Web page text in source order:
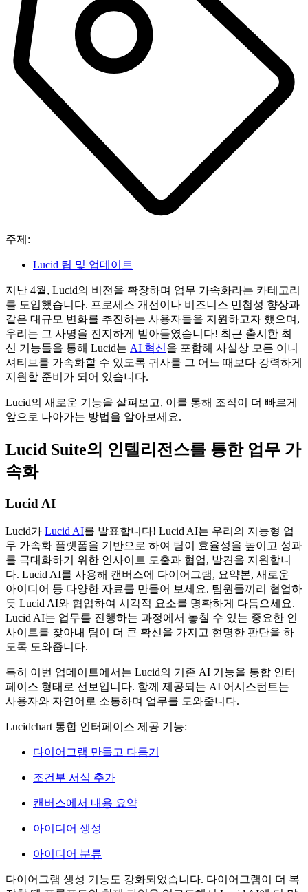
주제:
Lucid 팁 및 업데이트
지난 4월, Lucid의 비전을 확장하며 업무 가속화라는 카테고리
를 도입했습니다. 프로세스 개선이나 비즈니스 민첩성 향상과
같은 대규모 변화를 추진하는 사용자들을 지원하고자 했으며,
우리는 그 사명을 진지하게 받아들였습니다! 최근 출시한 최
신 기능들을 통해 Lucid는 AI 혁신을 포함해 사실상 모든 이니
셔티브를 가속화할 수 있도록 귀사를 그 어느 때보다 강력하게
지원할 준비가 되어 있습니다.
Lucid의 새로운 기능을 살펴보고, 이를 통해 조직이 더 빠르게
앞으로 나아가는 방법을 알아보세요.
Lucid Suite의 인텔리전스를 통한 업무 가
속화
Lucid AI
Lucid가 Lucid AI를 발표합니다! Lucid AI는 우리의 지능형 업
무 가속화 플랫폼을 기반으로 하여 팀이 효율성을 높이고 성과
를 극대화하기 위한 인사이트 도출과 협업, 발견을 지원합니
다. Lucid AI를 사용해 캔버스에 다이어그램, 요약본, 새로운
아이디어 등 다양한 자료를 만들어 보세요. 팀원들끼리 협업하
듯 Lucid AI와 협업하여 시각적 요소를 명확하게 다듬으세요.
Lucid AI는 업무를 진행하는 과정에서 놓칠 수 있는 중요한 인
사이트를 찾아내 팀이 더 큰 확신을 가지고 현명한 판단을 하
도록 도와줍니다.
특히 이번 업데이트에서는 Lucid의 기존 AI 기능을 통합 인터
페이스 형태로 선보입니다. 함께 제공되는 AI 어시스턴트는
사용자와 자연어로 소통하며 업무를 도와줍니다.
Lucidchart 통합 인터페이스 제공 기능:
다이어그램 만들고 다듬기
조건부 서식 추가
캔버스에서 내용 요약
아이디어 생성
아이디어 분류
다이어그램 생성 기능도 강화되었습니다. 다이어그램이 더 복